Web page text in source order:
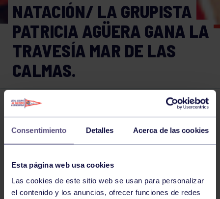
Consentimiento Detalles Acerca de las cookies
Esta página web usa cookies
Las cookies de este sitio web se usan para personalizar
el contenido y los anuncios, ofrecer funciones de redes
NATACIÓN/ LA GRUPISTA
PATRICIA AGÜERA GANA LA
TRAVESÍA MAR DE LAS
CALMAS.
Comparte
NOTICIAS RELACIONADAS